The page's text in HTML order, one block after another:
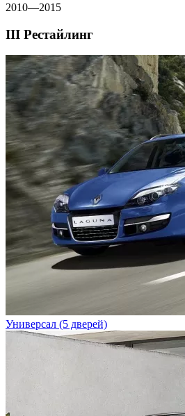
2010—2015
III Рестайлинг
Универсал (5 дверей)